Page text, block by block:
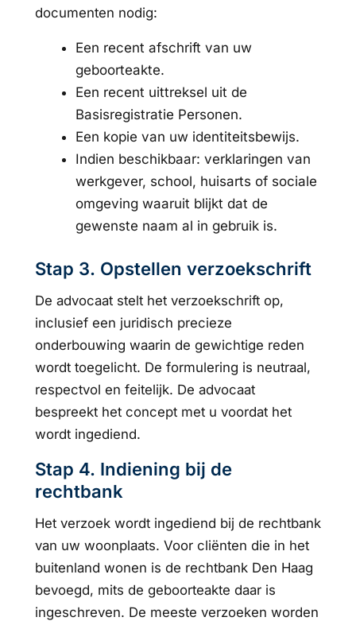
documenten nodig:
Een recent afschrift van uw
geboorteakte.
Een recent uittreksel uit de
Basisregistratie Personen.
Een kopie van uw identiteitsbewijs.
Indien beschikbaar: verklaringen van
werkgever, school, huisarts of sociale
omgeving waaruit blijkt dat de
gewenste naam al in gebruik is.
Stap 3. Opstellen verzoekschrift
De advocaat stelt het verzoekschrift op,
inclusief een juridisch precieze
onderbouwing waarin de gewichtige reden
wordt toegelicht. De formulering is neutraal,
respectvol en feitelijk. De advocaat
bespreekt het concept met u voordat het
wordt ingediend.
Stap 4. Indiening bij de
rechtbank
Het verzoek wordt ingediend bij de rechtbank
van uw woonplaats. Voor cliënten die in het
buitenland wonen is de rechtbank Den Haag
bevoegd, mits de geboorteakte daar is
ingeschreven. De meeste verzoeken worden